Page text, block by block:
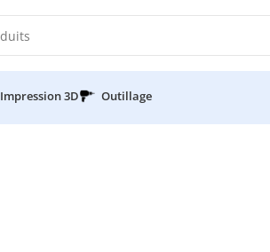
Impression 3D Outillage